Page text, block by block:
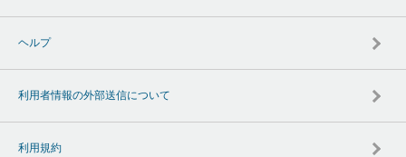
ヘルプ
利用者情報の外部送信について
利用規約